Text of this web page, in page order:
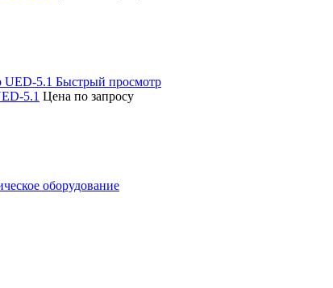
Быстрый просмотр
5.1 Цена по запросу
оборудование